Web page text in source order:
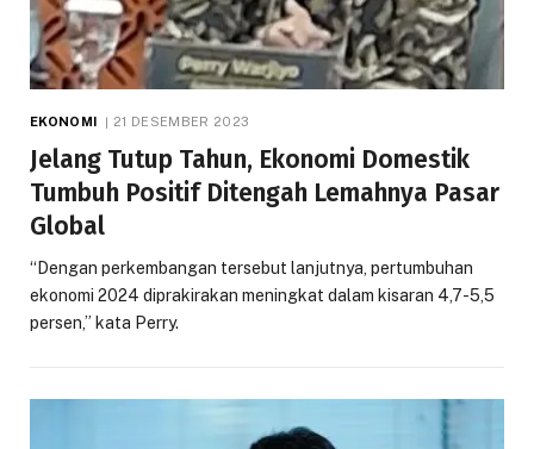
EKONOMI 21 DESEMBER 2023
Jelang Tutup Tahun, Ekonomi Domestik
Tumbuh Positif Ditengah Lemahnya Pasar
Global
“Dengan perkembangan tersebut lanjutnya, pertumbuhan
ekonomi 2024 diprakirakan meningkat dalam kisaran 4,7-5,5
persen,” kata Perry.